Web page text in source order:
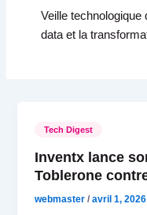
Veille technologique
data et la
Tech Digest
Inventx lance
Toblerone
webmaster/avril 1,